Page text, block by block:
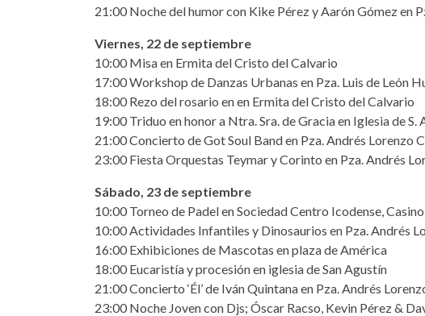
21:00 Noche del humor con Kike Pérez y Aarón Gómez en
Viernes, 22 de septiembre
10:00 Misa en Ermita del Cristo del Calvario
17:00 Workshop de Danzas Urbanas en Pza. Luis de León
18:00 Rezo del rosario en en Ermita del Cristo del Calvario
19:00 Triduo en honor a Ntra. Sra. de Gracia en Iglesia de S.
21:00 Concierto de Got Soul Band en Pza. Andrés Lorenzo
23:00 Fiesta Orquestas Teymar y Corinto en Pza. Andrés
Sábado, 23 de septiembre
10:00 Torneo de Padel en Sociedad Centro Icodense, Casino
10:00 Actividades Infantiles y Dinosaurios en Pza. Andrés
16:00 Exhibiciones de Mascotas en plaza de América
18:00 Eucaristía y procesión en iglesia de San Agustín
21:00 Concierto ‘Él’ de Iván Quintana en Pza. Andrés
23:00 Noche Joven con Djs; Óscar Racso, Kevin Pérez &